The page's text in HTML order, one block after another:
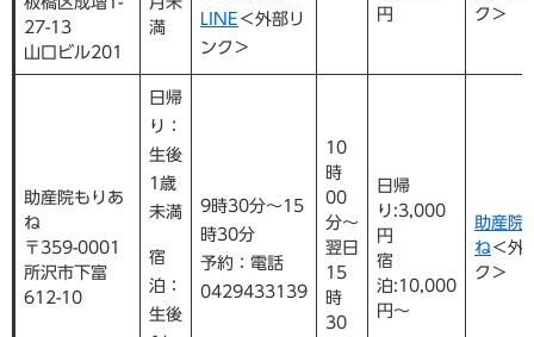
27-13
山口ビル201
満
LINE ＜外部リ
ンク＞
円
ク＞
助産院もりあ
ね
〒359-0001
所沢市下富
612-10
日帰
り：
生後
1歳
未満
宿
泊：
生後
9時30分～15
時30分
予約：電話
0429433139
10
時
00
分～
翌日
15
時
30
日帰
り:3,000
円
宿
泊:10,000
円～
助産院
ね＜外
ク＞